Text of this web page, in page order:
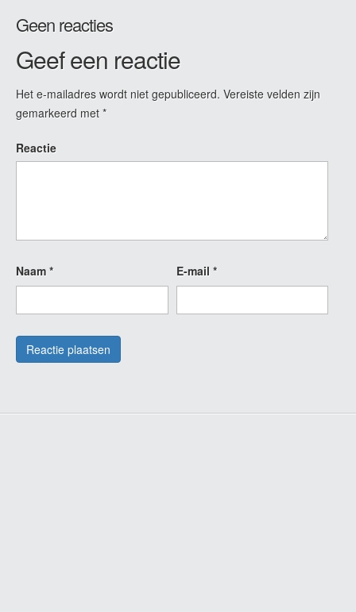
Geen reacties
Geef een reactie
Het e-mailadres wordt niet gepubliceerd. Vereiste velden zijn
gemarkeerd met *
Reactie
Naam * E-mail *